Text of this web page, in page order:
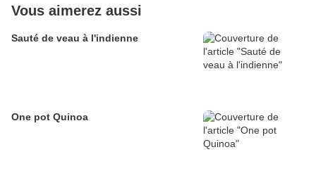
Vous aimerez aussi
Sauté de veau à l'indienne
One pot Quinoa